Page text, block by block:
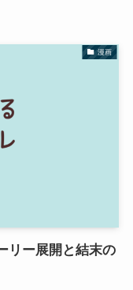
漫画
リー展開と結末の